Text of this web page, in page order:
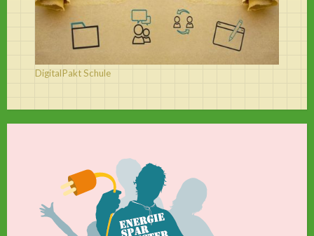
DigitalPakt Schule